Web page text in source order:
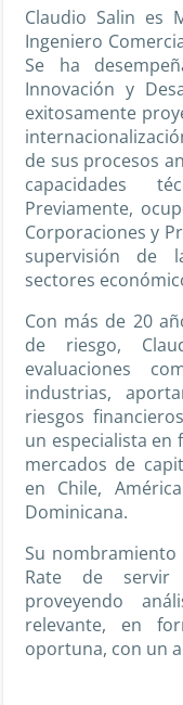
Claudio Salin es
Ingeniero
Se ha
Innovación y
exitosamente
de sus procesos
capacidades
Previamente,
Corporaciones y
supervisión de
sectores
Con más de 20
de riesgo,
evaluaciones
industrias,
riesgos
un especialista en
mercados de
en Chile,
Dominicana.
Su
Rate de servir
proveyendo
relevante, en
oportuna, con un